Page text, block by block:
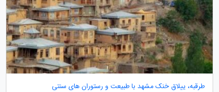
طرقبه، ییلاق خنک مشهد با طبیعت و رستوران های سنتی